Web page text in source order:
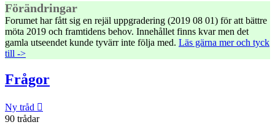
Förändringar
Forumet har fått sig en rejäl uppgradering (2019 08 01) för att bättre
möta 2019 och framtidens behov. Innehållet finns kvar men det
gamla utseendet kunde tyvärr inte följa med. Läs gärna mer och tyck
till ->
Frågor
Ny tråd
90 trådar